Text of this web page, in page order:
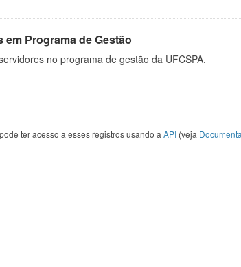
em Programa de Gestão
no programa de gestão da UFCSPA.
ter acesso a esses registros usando a API (veja